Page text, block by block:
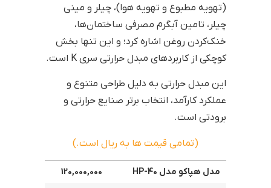
(تهویه مطبوع و تهویه هوا)، چیلر و مینی
چیلر، تامین آبگرم مصرفی ساختمان‌ها،
خنک‌کردن روغن اشاره کرد؛ و این تنها بخش
کوچکی از کاربردهای مبدل حرارتی سری K است.
این مبدل حرارتی به دلیل طراحی متنوع و
عملکرد کارآمد، انتخاب برتر صنایع حرارتی و
برودتی است.
(تمامی قیمت ها به ریال است.)
مدل هپاکو مدل HP-40
120,000,000